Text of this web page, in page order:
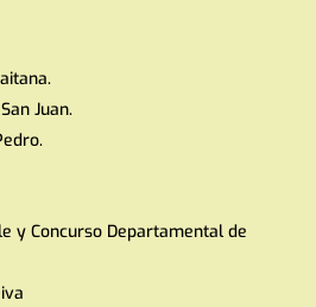
Juan.
y Concurso Departamental de